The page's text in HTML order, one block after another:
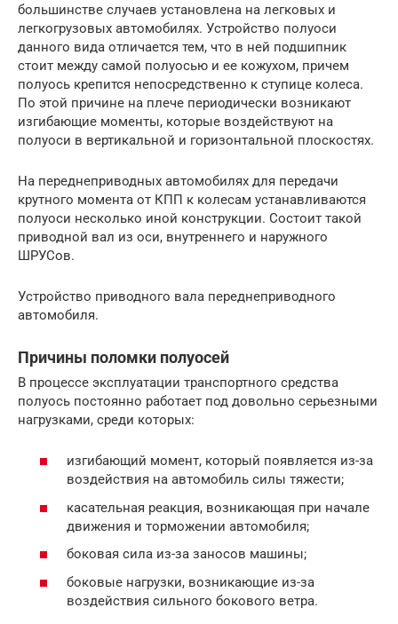
большинстве случаев установлена на легковых и
легкогрузовых автомобилях. Устройство полуоси
данного вида отличается тем, что в ней подшипник
стоит между самой полуосью и ее кожухом, причем
полуось крепится непосредственно к ступице колеса.
По этой причине на плече периодически возникают
изгибающие моменты, которые воздействуют на
полуоси в вертикальной и горизонтальной плоскостях.
На переднеприводных автомобилях для передачи
крутного момента от КПП к колесам устанавливаются
полуоси несколько иной конструкции. Состоит такой
приводной вал из оси, внутреннего и наружного
ШРУСов.
Устройство приводного вала переднеприводного
автомобиля.
Причины поломки полуосей
В процессе эксплуатации транспортного средства
полуось постоянно работает под довольно серьезными
нагрузками, среди которых:
изгибающий момент, который появляется из-за
воздействия на автомобиль силы тяжести;
касательная реакция, возникающая при начале
движения и торможении автомобиля;
боковая сила из-за заносов машины;
боковые нагрузки, возникающие из-за
воздействия сильного бокового ветра.